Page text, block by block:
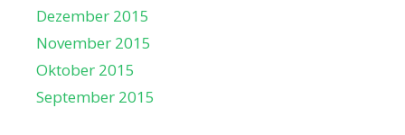
Dezember 2015
November 2015
Oktober 2015
September 2015